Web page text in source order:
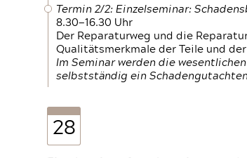
Termin 2/2: Einzelseminar:
8.30—16.30 Uhr
Der Reparaturweg und die
Qualitätsmerkmale der Teile und
Im Seminar werden die
selbstständig ein
28